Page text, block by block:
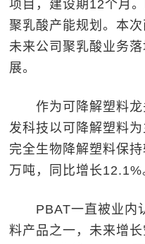
项目，建设期12个月
聚乳酸产能规划。本
未来公司聚乳酸业务
展。
作为可降解塑料龙
发科技以可降解塑料
完全生物降解塑料保
万吨，同比增长12.1%
PBAT一直被业内认
料产品之一，未来增